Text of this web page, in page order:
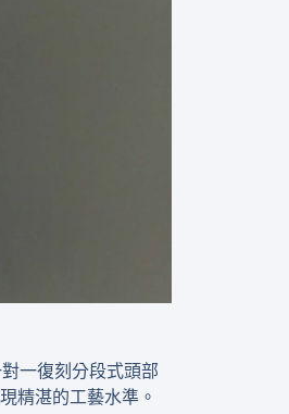
一復刻分段式頭部
精湛的工藝水準。